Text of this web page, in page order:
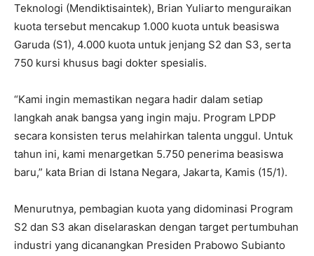
Teknologi (Mendiktisaintek), Brian Yuliarto menguraikan
kuota tersebut mencakup 1.000 kuota untuk beasiswa
Garuda (S1), 4.000 kuota untuk jenjang S2 dan S3, serta
750 kursi khusus bagi dokter spesialis.
“Kami ingin memastikan negara hadir dalam setiap
langkah anak bangsa yang ingin maju. Program LPDP
secara konsisten terus melahirkan talenta unggul. Untuk
tahun ini, kami menargetkan 5.750 penerima beasiswa
baru,” kata Brian di Istana Negara, Jakarta, Kamis (15/1).
Menurutnya, pembagian kuota yang didominasi Program
S2 dan S3 akan diselaraskan dengan target pertumbuhan
industri yang dicanangkan Presiden Prabowo Subianto